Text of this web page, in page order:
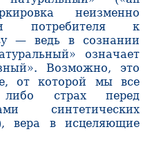
неизменно
потребителя к
— ведь в сознании
означает
Возможно, это
от которой мы все
либо страх перед
синтетических
вера в исцеляющие